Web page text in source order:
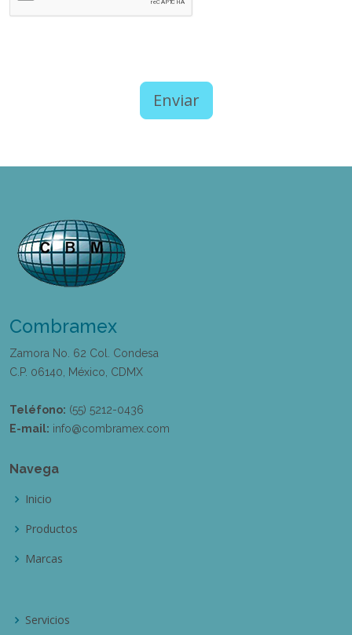
Combramex
Zamora No. 62 Col. Condesa
C.P. 06140, México, CDMX
Teléfono: (55) 5212-0436
E-mail: info@combramex.com
Navega
Inicio
Productos
Marcas
Servicios